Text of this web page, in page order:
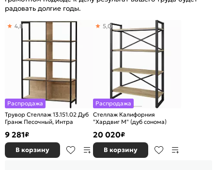
радовать долгие годы.
Распродажа
Трувор Стеллаж 13.151.02 Дуб
Гранж Песочный, Интра
4,8
9 281₽
В корзину
Распродажа
Стеллаж Калифорния
"Хардвиг M" (дуб сонома)
5,0
20 020₽
В корзину